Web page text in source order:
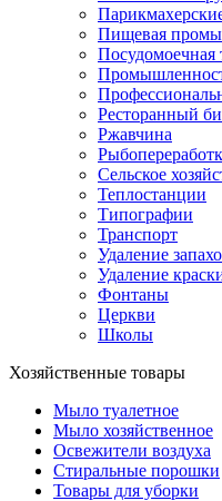
Пищевая
Посудомоечная
Ресторанный
Ржавчина
Сельское
Теплостанции
Типографии
Транспорт
Удаление
Удаление
Фонтаны
Церкви
Школы
Хозяйственные товары
Мыло туалетное
Мыло хозяйственное
Освежители воздуха
Стиральные порошки
Товары для уборки